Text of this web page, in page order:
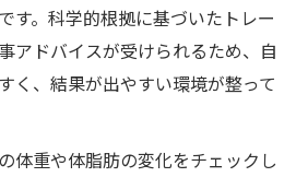
成功させるための新しい生活
す。科学的根拠に基づいたトレー
アドバイスが受けられるため、自
く、結果が出やすい環境が整って
体重や体脂肪の変化をチェックし